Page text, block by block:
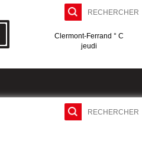
Clermont-Ferrand ° C
jeudi